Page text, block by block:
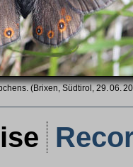
(Brixen, Südtirol, 29. 06.